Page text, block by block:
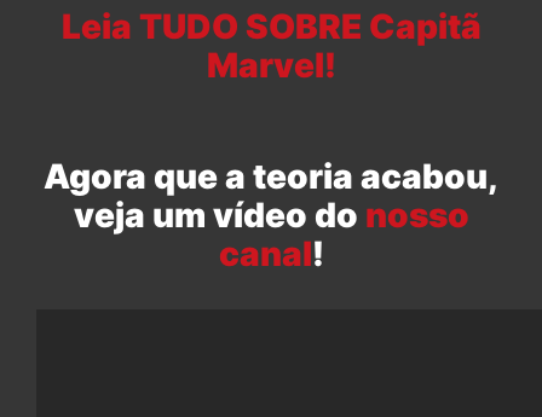
Leia TUDO SOBRE Capitã
Marvel!
Agora que a teoria acabou,
veja um vídeo do nosso
canal!